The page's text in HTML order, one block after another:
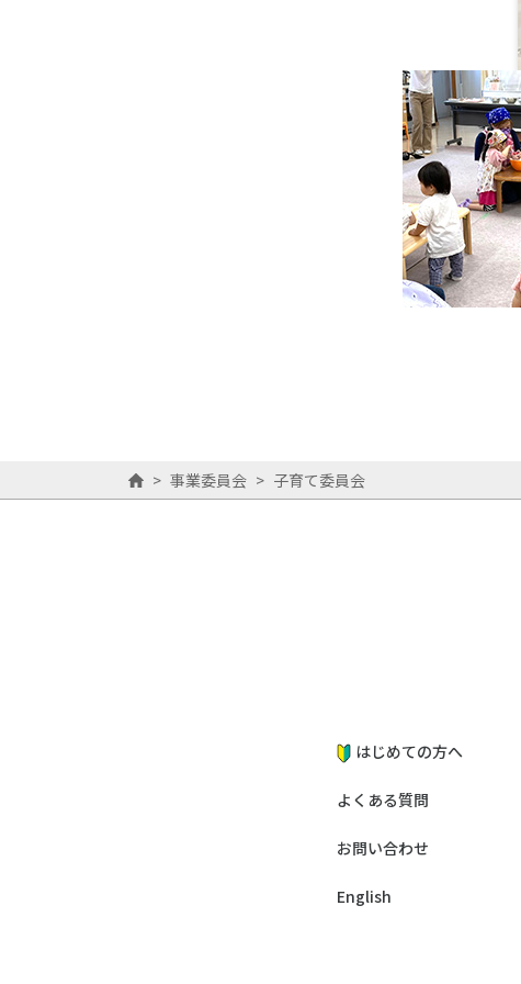
> 事業委員会 > 子育て委員会
はじめての方へ
よくある質問
お問い合わせ
English